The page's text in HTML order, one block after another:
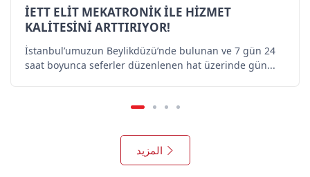
İETT ELİT MEKATRONİK İLE HİZMET
KALİTESİNİ ARTTIRIYOR!
İstanbul’umuzun Beylikdüzü’nde bulunan ve 7 gün 24
saat boyunca seferler düzenlenen hat üzerinde gün...
المزيد